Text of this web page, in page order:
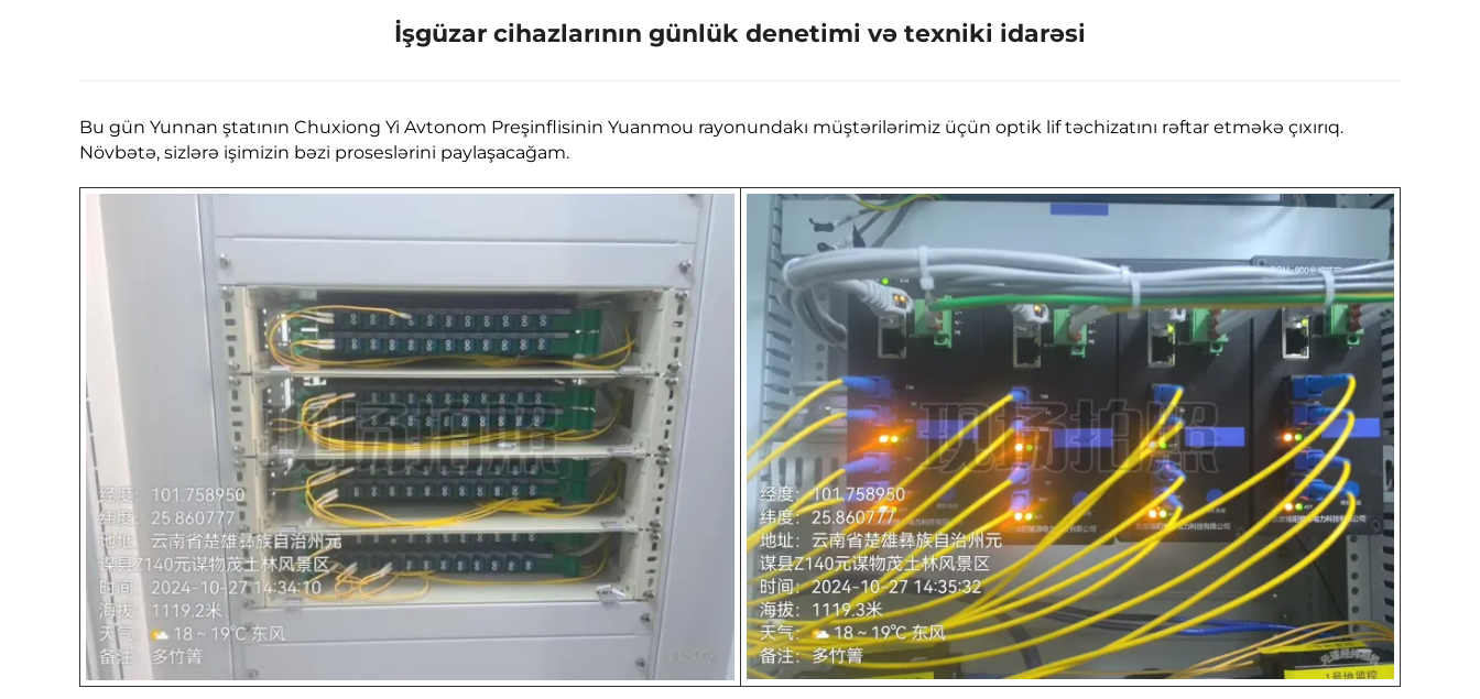
İşgüzar cihazlarının günlük denetimi və texniki idarəsi
Bu gün Yunnan ştatının Chuxiong Yi Avtonom Preşinflisinin Yuanmou rayonundakı müştərilərimiz üçün optik lif təchizatını rəftar etməkə çıxırıq.
Növbətə, sizlərə işimizin bəzi proseslərini paylaşacağam.